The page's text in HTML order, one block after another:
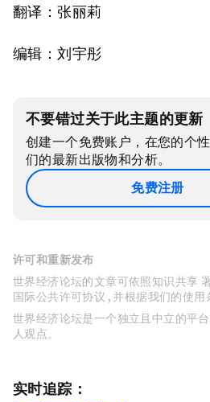
翻译：张丽莉
编辑：刘宇彤
不要错过关于此主题的更新
创建一个免费账户，在您的个
们的最新出版物和分析。
免费注册
许可和重新发布
世界经济论坛的文章可依照知识共享
国际公共许可协议 , 并根据我们的使用
世界经济论坛是一个独立且中立的平
人观点。
实时追踪：